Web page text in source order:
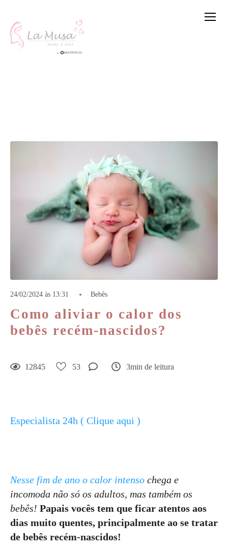
24/02/2024 às 13:31 Bebês
Como aliviar o calor dos
bebês recém-nascidos?
12845 53 3min de leitura
Especialista 24h ( Clique aqui )
Nesse fim de ano o calor intenso chega e
incomoda não só os adultos, mas também os
bebês! Papais vocês tem que ficar atentos aos
dias muito quentes, principalmente ao se tratar
de bebês recém-nascidos!